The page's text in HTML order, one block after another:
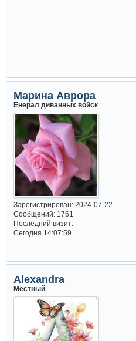
Марина Аврора
Енерал диванных войск
Зарегистрирован: 2024-07-22
Сообщений:1761
Последний визит:
Сегодня 14:07:59
Alexandra
Местный